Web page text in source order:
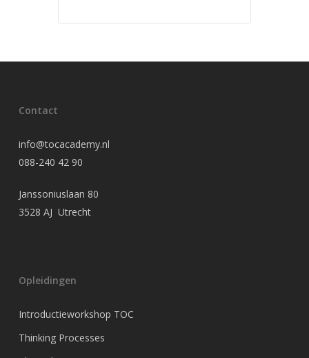
Contact
info@tocacademy.nl
088-240 42 90
Janssoniuslaan 80
3528 AJ Utrecht
Opleidingen
Introductieworkshop TOC
Thinking Processes